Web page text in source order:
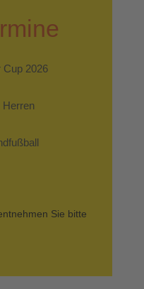
Cup 2026
Herren
Sie bitte